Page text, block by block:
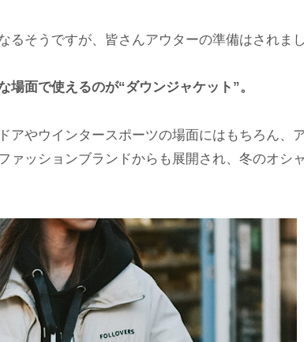
るそうですが、皆さんアウターの準備はされま
場面で使えるのが“ダウンジャケット”。
アやウインタースポーツの場面にはもちろん、
ァッションブランドからも展開され、冬のオシ